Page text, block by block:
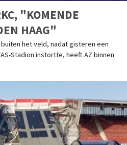
"KOMENDE
HAAG"
buiten het veld, nadat gisteren een
Stadion instortte, heeft AZ binnen